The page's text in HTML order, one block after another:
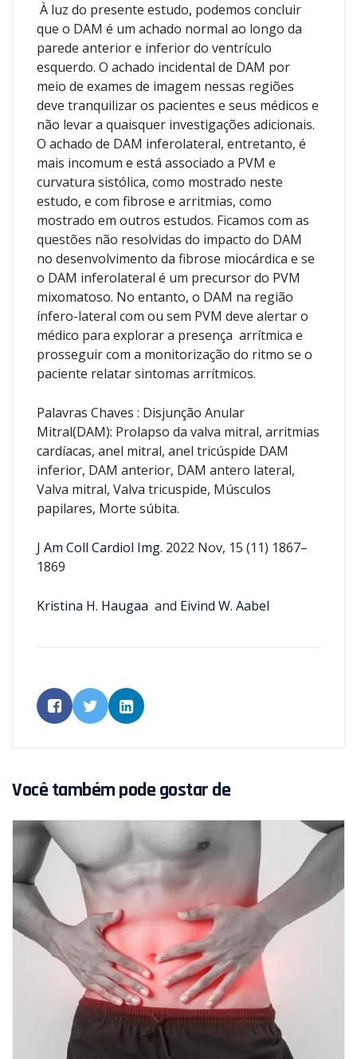
À luz do presente estudo, podemos concluir
que o DAM é um achado normal ao longo da
parede anterior e inferior do ventrículo
esquerdo. O achado incidental de DAM por
meio de exames de imagem nessas regiões
deve tranquilizar os pacientes e seus médicos e
não levar a quaisquer investigações adicionais.
O achado de DAM inferolateral, entretanto, é
mais incomum e está associado a PVM e
curvatura sistólica, como mostrado neste
estudo, e com fibrose e arritmias, como
mostrado em outros estudos. Ficamos com as
questões não resolvidas do impacto do DAM
no desenvolvimento da fibrose miocárdica e se
o DAM inferolateral é um precursor do PVM
mixomatoso. No entanto, o DAM na região
ínfero-lateral com ou sem PVM deve alertar o
médico para explorar a presença arrítmica e
prosseguir com a monitorização do ritmo se o
paciente relatar sintomas arrítmicos.
Palavras Chaves : Disjunção Anular
Mitral(DAM): Prolapso da valva mitral, arritmias
cardíacas, anel mitral, anel tricúspide DAM
inferior, DAM anterior, DAM antero lateral,
Valva mitral, Valva tricuspide, Músculos
papilares, Morte súbita.
J Am Coll Cardiol Img. 2022 Nov, 15 (11) 1867–
1869
Kristina H. Haugaa and Eivind W. Aabel
Você também pode gostar de